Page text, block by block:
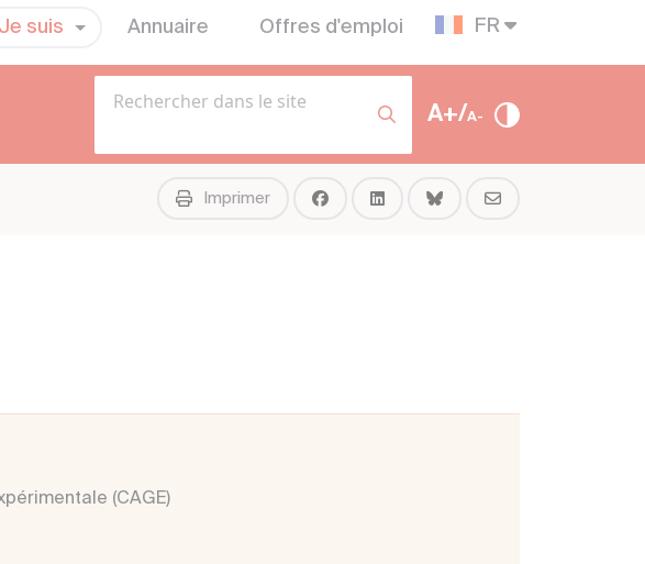
Je suis Annuaire Offres d'emploi FR
A+/A-
Imprimer
(CAGE)